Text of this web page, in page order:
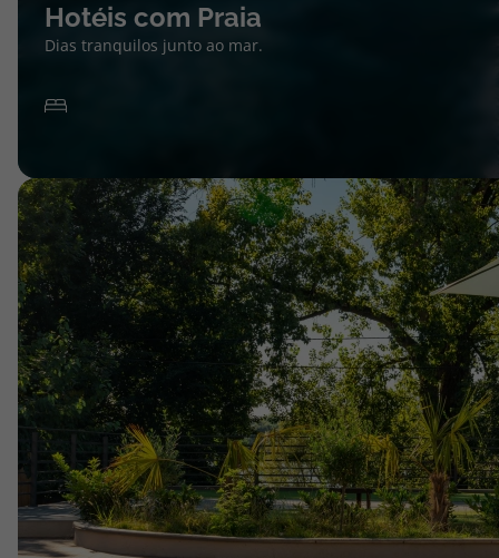
Hotéis com Praia
Dias tranquilos junto ao mar.